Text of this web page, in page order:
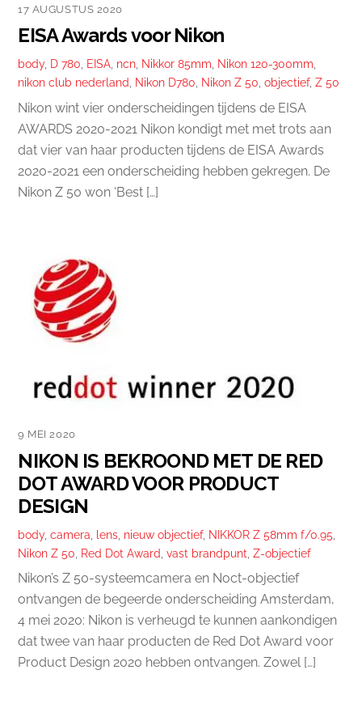
17 AUGUSTUS 2020
EISA Awards voor Nikon
body, D 780, EISA, ncn, Nikkor 85mm, Nikon 120-300mm,
nikon club nederland, Nikon D780, Nikon Z 50,objectief,Z 50
Nikon wint vier onderscheidingen tijdens de EISA
AWARDS 2020-2021 Nikon kondigt met met trots aan
dat vier van haar producten tijdens de EISA Awards
2020-2021 een onderscheiding hebben gekregen. De
Nikon Z 50 won ‘Best […]
9 MEI 2020
NIKON IS BEKROOND MET DE RED
DOT AWARD VOOR PRODUCT
DESIGN
body,camera lens nieuw objectief, NIKKOR Z 58mm f/0.95
Nikon Z 50 Red Dot Award ,vast brandpunt ,Z-objectief
Nikon’s Z 50-systeemcamera en Noct-objectief
ontvangen de begeerde onderscheiding Amsterdam,
4 mei 2020: Nikon is verheugd te kunnen aankondigen
dat twee van haar producten de Red Dot Award voor
Product Design 2020 hebben ontvangen. Zowel […]